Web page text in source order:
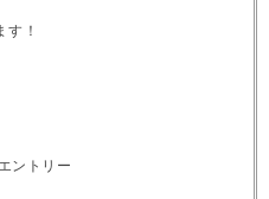
！
ントリー